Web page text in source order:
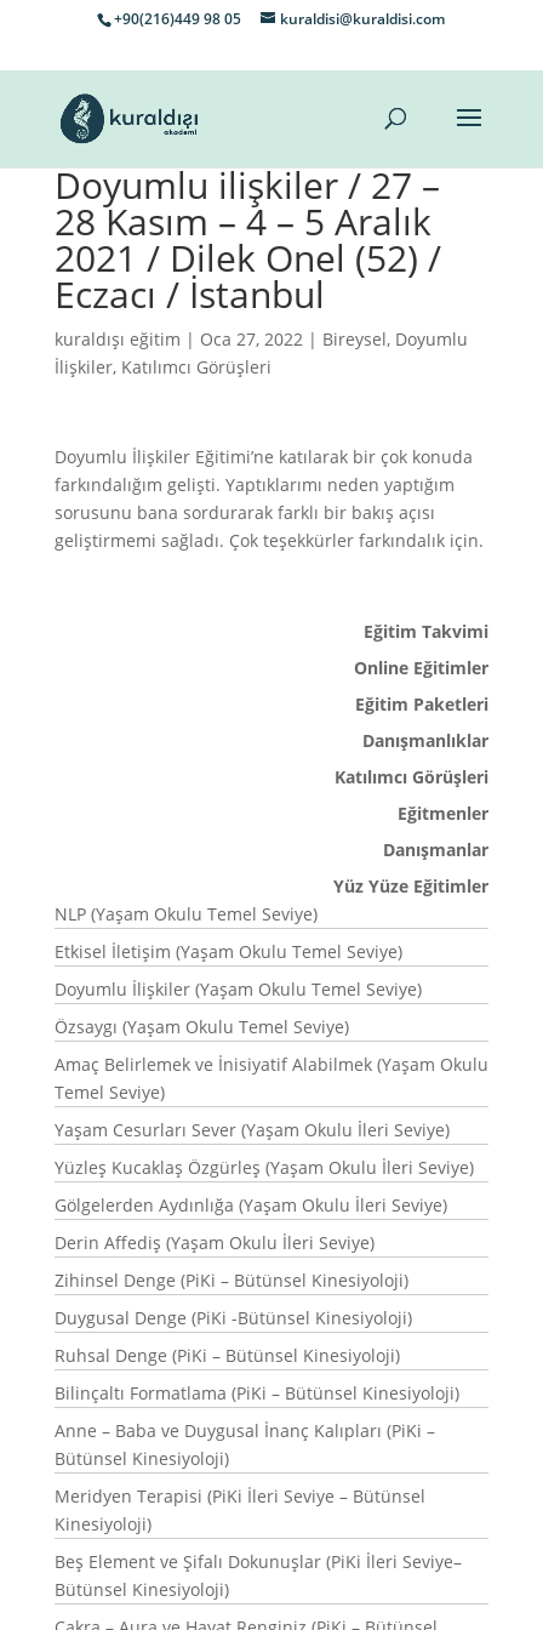
+90(216)449 98 05 kuraldisi@kuraldisi.com
Doyumlu ilişkiler / 27 –
28 Kasım – 4 – 5 Aralık
2021 / Dilek Onel (52) /
Eczacı / İstanbul
kuraldışı eğitim | Oca 27, 2022 | Bireysel, Doyumlu
İlişkiler, Katılımcı Görüşleri
Doyumlu İlişkiler Eğitimi’ne katılarak bir çok konuda
farkındalığım gelişti. Yaptıklarımı neden yaptığım
sorusunu bana sordurarak farklı bir bakış açısı
geliştirmemi sağladı. Çok teşekkürler farkındalık için.
Eğitim Takvimi
Online Eğitimler
Eğitim Paketleri
Danışmanlıklar
Katılımcı Görüşleri
Eğitmenler
Danışmanlar
Yüz Yüze Eğitimler
NLP (Yaşam Okulu Temel Seviye)
Etkisel İletişim (Yaşam Okulu Temel Seviye)
Doyumlu İlişkiler (Yaşam Okulu Temel Seviye)
Özsaygı (Yaşam Okulu Temel Seviye)
Amaç Belirlemek ve İnisiyatif Alabilmek (Yaşam Okulu
Temel Seviye)
Yaşam Cesurları Sever (Yaşam Okulu İleri Seviye)
Yüzleş Kucaklaş Özgürleş (Yaşam Okulu İleri Seviye)
Gölgelerden Aydınlığa (Yaşam Okulu İleri Seviye)
Derin Affediş (Yaşam Okulu İleri Seviye)
Zihinsel Denge (PiKi – Bütünsel Kinesiyoloji)
Duygusal Denge (PiKi -Bütünsel Kinesiyoloji)
Ruhsal Denge (PiKi – Bütünsel Kinesiyoloji)
Bilinçaltı Formatlama (PiKi – Bütünsel Kinesiyoloji)
Anne – Baba ve Duygusal İnanç Kalıpları (PiKi –
Bütünsel Kinesiyoloji)
Meridyen Terapisi (PiKi İleri Seviye – Bütünsel
Kinesiyoloji)
Beş Element ve Şifalı Dokunuşlar (PiKi İleri Seviye–
Bütünsel Kinesiyoloji)